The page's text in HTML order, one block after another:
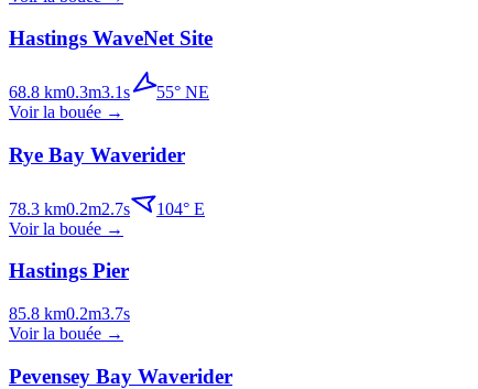
Hastings WaveNet Site
68.8 km0.3m3.1s 55° NE
Voir la bouée →
Rye Bay Waverider
78.3 km0.2m2.7s 104° E
Voir la bouée →
Hastings Pier
85.8 km0.2m3.7s
Voir la bouée →
Pevensey Bay Waverider